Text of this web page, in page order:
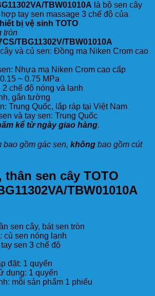
TBW01010A là bộ sen cây
tay sen massage 3 chế độ của
bị vệ sinh TOTO
tròn
TBG11302V/TBW01010A
và củ sen: Đồng mạ Niken Crom cao
Nhựa mạ Niken Crom cao cấp
~ 0.75 MPa
chế độ nóng và lạnh
gắn tường
Trung Quốc, lắp ráp tại Việt Nam
và tay sen: Trung Quốc
kể từ ngày giao hàng.
bao gồm gác sen, không bao gồm cút
thân sen cây TOTO
TBW01010A
sen cây, bát sen tròn
củ sen nóng lạnh
sen 3 chế độ
đặt: 1 quyển
dụng: 1 quyển
mỗi sản phẩm 1 phiếu